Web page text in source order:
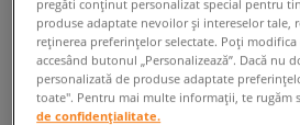
◾️ Sunt0produse din categoriaBărbați
Puma Basket Classic XXI◾️
pregăti conținut personalizat special pentru
produse adaptate nevoilor și intereselor tale,
reținerea preferințelor selectate. Poți modifica
accesând butonul „Personalizează”. Dacă nu
personalizată de produse adaptate
toate". Pentru mai multe informații, te rugăm
de confidențialitate.